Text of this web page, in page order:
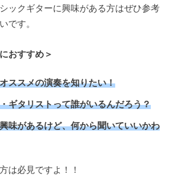
ックギターに興味がある方はぜひ参考
です。
おすすめ＞
ススメの演奏を知りたい！
ギタリストって誰がいるんだろう？
味があるけど、何から聞いていいかわ
は必見ですよ！！